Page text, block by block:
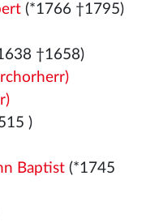
(*1766 †1795)
†1658)
)
Baptist(*1745